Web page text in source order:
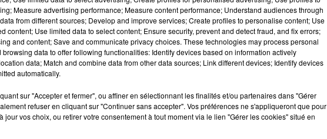
Measure advertising performance; Measure content performance; Understand audiences through
from different sources; Develop and improve services; Create profiles to personalise content; Use
content; Use limited data to select content; Ensure security, prevent and detect fraud, and fix errors;
and content; Save and communicate privacy choices. These technologies may process personal
data to offer following functionalities: Identify devices based on information actively
data; Match and combine data from other data sources; Link different devices; Identify devices
automatically.
sur "Accepter et fermer", ou affiner en sélectionnant les finalités et/ou partenaires dans "Gérer
refuser en cliquant sur "Continuer sans accepter". Vos préférences ne s'appliqueront que pour
jour vos choix, ou retirer votre consentement à tout moment via le lien "Gérer les cookies" situé en